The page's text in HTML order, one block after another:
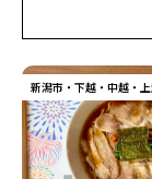
新潟市・下越・中越・